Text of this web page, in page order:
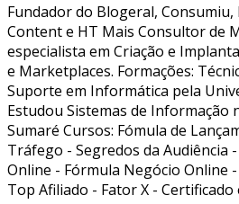
Fundador do Blogeral,
Content e HT Mais Consultor de
especialista em Criação e
e Marketplaces. Formações:
Suporte em Informática pela
Estudou Sistemas de Informação
Sumaré Cursos: Fómula de
Tráfego - Segredos da Audiência
Online - Fórmula Negócio Online
Top Afiliado - Fator X -